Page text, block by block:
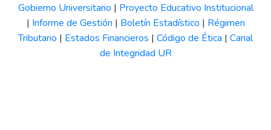
Gobierno Universitario | Proyecto Educativo Institucional
| Informe de Gestión | Boletín Estadístico | Régimen
Tributario | Estados Financieros | Código de Ética | Canal
de Integridad UR